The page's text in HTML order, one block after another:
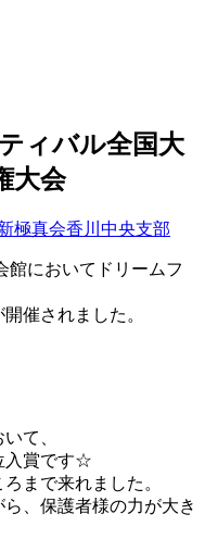
ィバル全国大
大会
極真会香川中央支部
館においてドリームフ
催されました。
て、
入賞です☆
まで来れました。
、保護者様の力が大き